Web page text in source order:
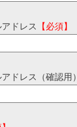
ドレス 【必須】
ドレス（確認用）